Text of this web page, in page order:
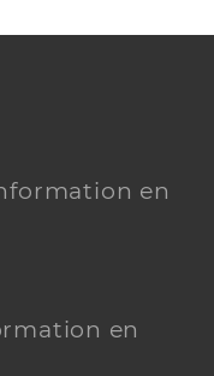
en
en